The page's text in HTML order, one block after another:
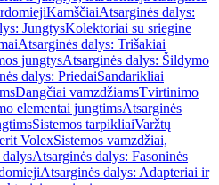
KamščiaiAtsarginės dalys:
JungtysKolektoriai su sriegine
Atsarginės dalys: Trišakiai
jungtysAtsarginės dalys: Šildymo
dalys: PriedaiSandarikliai
Dangčiai vamzdžiamsTvirtinimo
elementai jungtimsAtsarginės
Sistemos tarpikliaiVaržtų
VolexSistemos vamzdžiai,
dalysAtsarginės dalys: Fasoninės
Atsarginės dalys: Adapteriai ir